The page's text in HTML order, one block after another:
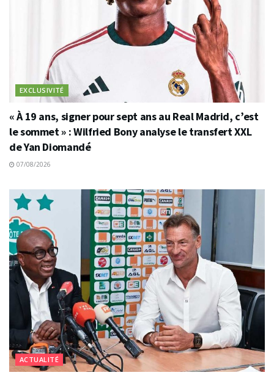
EXCLUSIVITÉ
« À 19 ans, signer pour sept ans au Real Madrid, c’est
le sommet » : Wilfried Bony analyse le transfert XXL
de Yan Diomandé
07/08/2026
ACTUALITÉ